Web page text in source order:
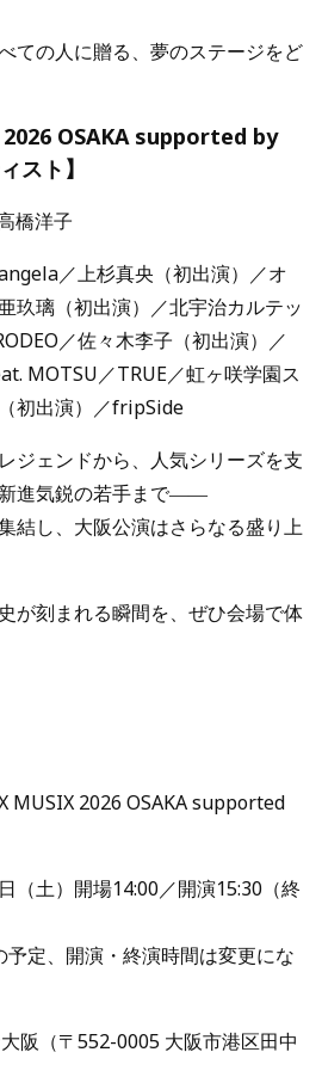
ての人に贈る、夢のステージをど
2026 OSAKA supported by
スト】
橋洋子
／上杉真央（初出演）／オ
玖璃（初出演）／北宇治カルテッ
／佐々木李子（初出演）／
MOTSU／TRUE／虹ヶ咲学園ス
初出演）／fripSide
ジェンドから、人気シリーズを支
進気鋭の若手まで――
結し、大阪公演はさらなる盛り上
が刻まれる瞬間を、ぜひ会場で体
MUSIX 2026 OSAKA supported
（土）開場14:00／開演15:30（終
定、開演・終演時間は変更にな
阪（〒552-0005 大阪市港区田中